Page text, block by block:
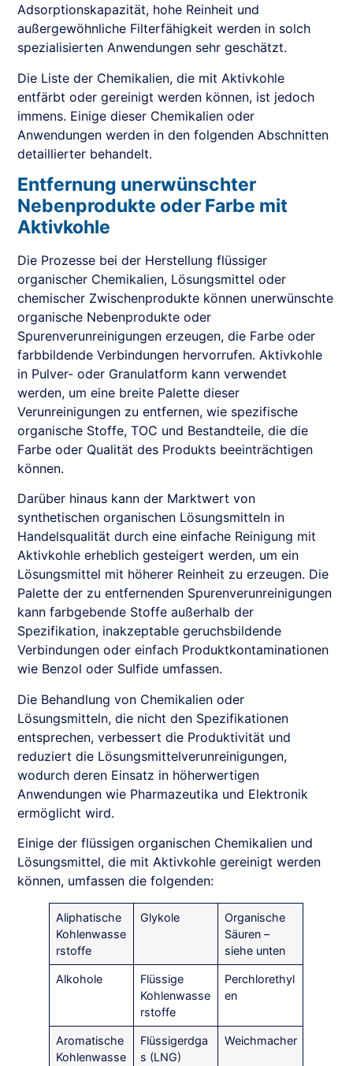
Adsorptionskapazität, hohe Reinheit und
außergewöhnliche Filterfähigkeit werden in solch
spezialisierten Anwendungen sehr geschätzt.
Die Liste der Chemikalien, die mit Aktivkohle
entfärbt oder gereinigt werden können, ist jedoch
immens. Einige dieser Chemikalien oder
Anwendungen werden in den folgenden Abschnitten
detaillierter behandelt.
Entfernung unerwünschter
Nebenprodukte oder Farbe mit
Aktivkohle
Die Prozesse bei der Herstellung flüssiger
organischer Chemikalien, Lösungsmittel oder
chemischer Zwischenprodukte können unerwünschte
organische Nebenprodukte oder
Spurenverunreinigungen erzeugen, die Farbe oder
farbbildende Verbindungen hervorrufen. Aktivkohle
in Pulver- oder Granulatform kann verwendet
werden, um eine breite Palette dieser
Verunreinigungen zu entfernen, wie spezifische
organische Stoffe, TOC und Bestandteile, die die
Farbe oder Qualität des Produkts beeinträchtigen
können.
Darüber hinaus kann der Marktwert von
synthetischen organischen Lösungsmitteln in
Handelsqualität durch eine einfache Reinigung mit
Aktivkohle erheblich gesteigert werden, um ein
Lösungsmittel mit höherer Reinheit zu erzeugen. Die
Palette der zu entfernenden Spurenverunreinigungen
kann farbgebende Stoffe außerhalb der
Spezifikation, inakzeptable geruchsbildende
Verbindungen oder einfach Produktkontaminationen
wie Benzol oder Sulfide umfassen.
Die Behandlung von Chemikalien oder
Lösungsmitteln, die nicht den Spezifikationen
entsprechen, verbessert die Produktivität und
reduziert die Lösungsmittelverunreinigungen,
wodurch deren Einsatz in höherwertigen
Anwendungen wie Pharmazeutika und Elektronik
ermöglicht wird.
Einige der flüssigen organischen Chemikalien und
Lösungsmittel, die mit Aktivkohle gereinigt werden
können, umfassen die folgenden:
Aliphatische
Kohlenwasse
rstoffe
Glykole
Organische
Säuren –
siehe unten
Alkohole
Flüssige
Kohlenwasse
rstoffe
Perchlorethyl
en
Aromatische
Kohlenwasse
Flüssigerdga
s (LNG)
Weichmacher